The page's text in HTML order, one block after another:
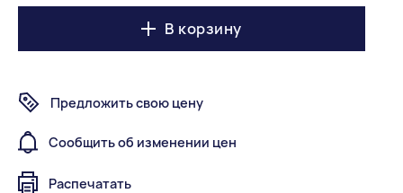
В корзину
Предложить свою цену
Сообщить об изменении цен
Распечатать